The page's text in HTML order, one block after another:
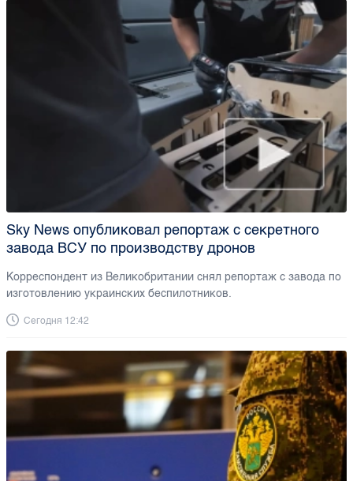
Sky News опубликовал репортаж с секретного
завода ВСУ по производству дронов
Корреспондент из Великобритании снял репортаж с завода по
изготовлению украинских беспилотников.
Сегодня 12:42